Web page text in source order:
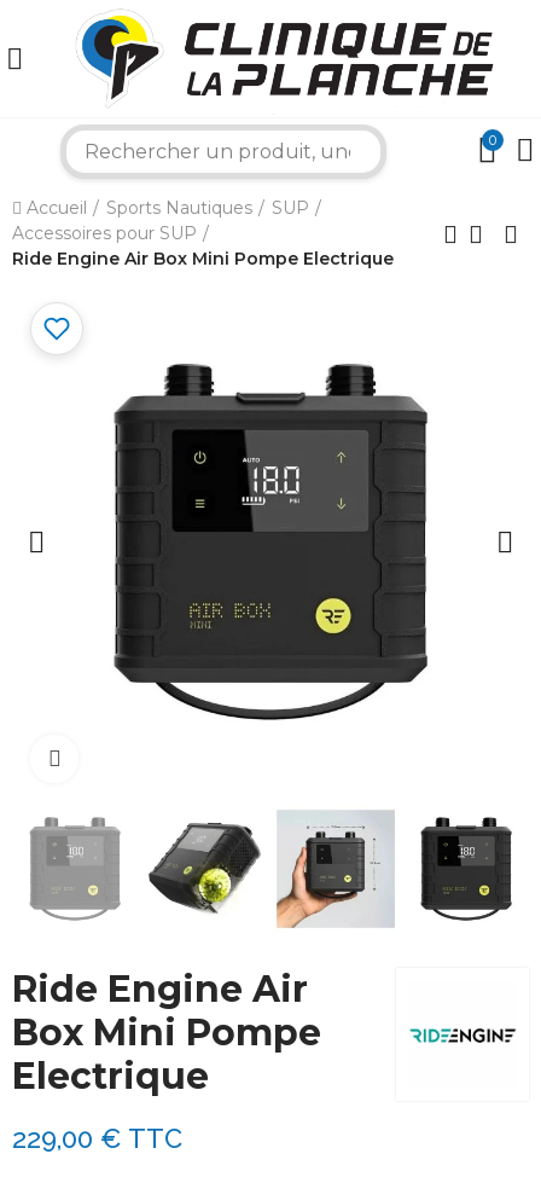
0
Accueil Sports Nautiques
SUP
Accessoires pour SUP
Ride Engine Air Box Mini Pompe Electrique
Ride Engine Air
Box Mini Pompe
Electrique
229,00 € TTC
Bonjour ! Je suis votre expert nautique.